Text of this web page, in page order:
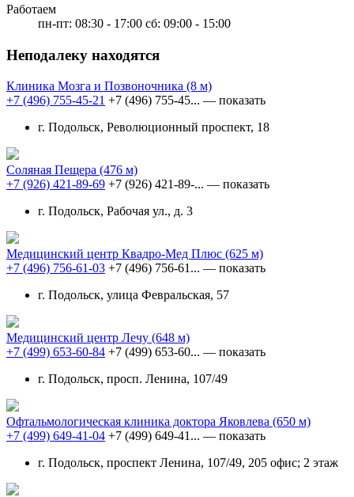
Работаем
пн-пт: 08:30 - 17:00 сб: 09:00 - 15:00
Неподалеку находятся
Клиника Мозга и Позвоночника (8 м)
+7 (496) 755-45-21 +7 (496) 755-45... — показать
г. Подольск, Революционный проспект, 18
Соляная Пещера (476 м)
+7 (926) 421-89-69 +7 (926) 421-89-... — показать
г. Подольск, Рабочая ул., д. 3
Медицинский центр Квадро-Мед Плюс (625 м)
+7 (496) 756-61-03 +7 (496) 756-61... — показать
г. Подольск, улица Февральская, 57
Медицинский центр Лечу (648 м)
+7 (499) 653-60-84 +7 (499) 653-60... — показать
г. Подольск, просп. Ленина, 107/49
Офтальмологическая клиника доктора Яковлева (650 м)
+7 (499) 649-41-04 +7 (499) 649-41... — показать
г. Подольск, проспект Ленина, 107/49, 205 офис; 2 этаж